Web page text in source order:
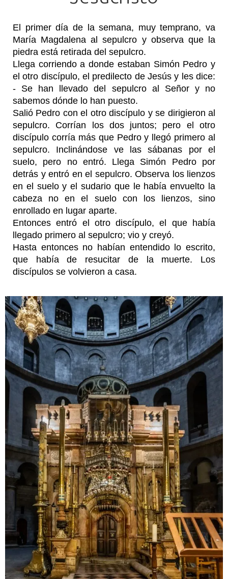
El primer día de la semana, muy temprano, va
María Magdalena al sepulcro y observa que la
piedra está retirada del sepulcro.
Llega corriendo a donde estaban Simón Pedro y
el otro discípulo, el predilecto de Jesús y les dice:
- Se han llevado del sepulcro al Señor y no
sabemos dónde lo han puesto.
Salió Pedro con el otro discípulo y se dirigieron al
sepulcro. Corrían los dos juntos; pero el otro
discípulo corría más que Pedro y llegó primero al
sepulcro. Inclinándose ve las sábanas por el
suelo, pero no entró. Llega Simón Pedro por
detrás y entró en el sepulcro. Observa los lienzos
en el suelo y el sudario que le había envuelto la
cabeza no en el suelo con los lienzos, sino
enrollado en lugar aparte.
Entonces entró el otro discípulo, el que había
llegado primero al sepulcro; vio y creyó.
Hasta entonces no habían entendido lo escrito,
que había de resucitar de la muerte. Los
discípulos se volvieron a casa.